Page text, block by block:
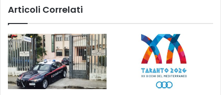
Articoli Correlati